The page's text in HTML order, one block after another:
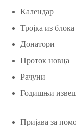
Календар
Тројка из блока
Донатори
Проток новца
Рачуни
Годишњи
Пријава за